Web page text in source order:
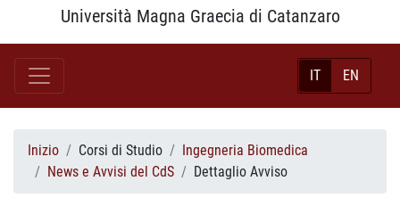
Università Magna Graecia di Catanzaro
IT EN
Inizio Corsi di Studio
Ingegneria Biomedica
News e Avvisi del CdS
Dettaglio Avviso